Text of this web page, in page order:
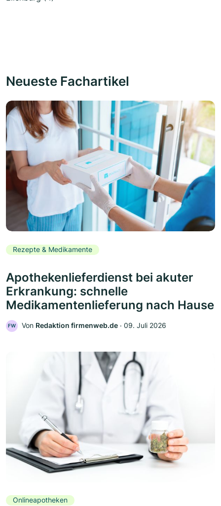
Neueste Fachartikel
Rezepte & Medikamente
Apothekenlieferdienst bei akuter
Erkrankung: schnelle
Medikamentenlieferung nach Hause
FW Von Redaktion firmenweb.de ‧ 09. Juli 2026
Onlineapotheken